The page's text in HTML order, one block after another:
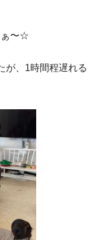
ぁ〜☆
が、1時間程遅れる